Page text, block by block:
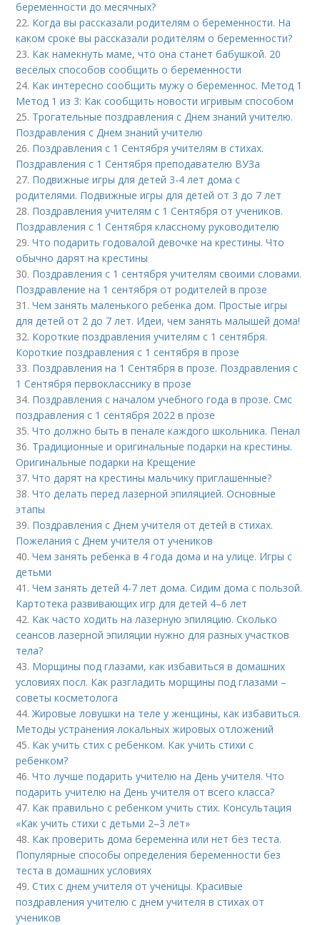
беременности до месячных?
22. Когда вы рассказали родителям о беременности. На
каком сроке вы рассказали родителям о беременности?
23. Как намекнуть маме, что она станет бабушкой. 20
весёлых способов сообщить о беременности
24. Как интересно сообщить мужу о беременнос. Метод 1
Метод 1 из 3: Как сообщить новости игривым способом
25. Трогательные поздравления с Днем знаний учителю.
Поздравления с Днем знаний учителю
26. Поздравления с 1 Сентября учителям в стихах.
Поздравления с 1 Сентября преподавателю ВУЗа
27. Подвижные игры для детей 3-4 лет дома с
родителями. Подвижные игры для детей от 3 до 7 лет
28. Поздравления учителям с 1 Сентября от учеников.
Поздравления с 1 Сентября классному руководителю
29.Что подарить годовалой девочке на крестины. Что
обычно дарят на крестины
30. Поздравления с 1 сентября учителям своими словами.
Поздравление на 1 сентября от родителей в прозе
31.Чем занять маленького ребенка дом. Простые игры
для детей от 2 до 7 лет. Идеи, чем занять малышей дома!
32. Короткие поздравления учителям с 1 сентября.
Короткие поздравления с 1 сентября в прозе
33. Поздравления на 1 Сентября в прозе. Поздравления с
1 Сентября первокласснику в прозе
34. Поздравления с началом учебного года в прозе. Смс
поздравления с 1 сентября 2022 в прозе
35.Что должно быть в пенале каждого школьника. Пенал
36. Традиционные и оригинальные подарки на крестины.
Оригинальные подарки на Крещение
37.Что дарят на крестины мальчику приглашенные?
38.Что делать перед лазерной эпиляцией. Основные
этапы
39. Поздравления с Днем учителя от детей в стихах.
Пожелания с Днем учителя от учеников
40.Чем занять ребенка в 4 года дома и на улице. Игры с
детьми
41.Чем занять детей 4-7 лет дома. Сидим дома с пользой.
Картотека развивающих игр для детей 4–6 лет
42. Как часто ходить на лазерную эпиляцию. Сколько
сеансов лазерной эпиляции нужно для разных участков
тела?
43. Морщины под глазами, как избавиться в домашних
условиях посл. Как разгладить морщины под глазами –
советы косметолога
44.Жировые ловушки на теле у женщины, как избавиться.
Методы устранения локальных жировых отложений
45. Как учить стих с ребенком. Как учить стихи с
ребенком?
46.Что лучше подарить учителю на День учителя. Что
подарить учителю на День учителя от всего класса?
47. Как правильно с ребенком учить стих. Консультация
«Как учить стихи с детьми 2–3 лет»
48. Как проверить дома беременна или нет без теста.
Популярные способы определения беременности без
теста в домашних условиях
49.Стих с днем учителя от ученицы. Красивые
поздравления учителю с днем учителя в стихах от
учеников